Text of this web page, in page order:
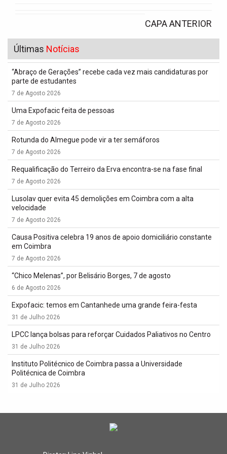
CAPA ANTERIOR
Últimas Notícias
“Abraço de Gerações” recebe cada vez mais candidaturas por
parte de estudantes
7 de Agosto 2026
Uma Expofacic feita de pessoas
7 de Agosto 2026
Rotunda do Almegue pode vir a ter semáforos
7 de Agosto 2026
Requalificação do Terreiro da Erva encontra-se na fase final
7 de Agosto 2026
Lusolav quer evita 45 demolições em Coimbra com a alta
velocidade
7 de Agosto 2026
Causa Positiva celebra 19 anos de apoio domiciliário constante
em Coimbra
7 de Agosto 2026
“Chico Melenas”, por Belisário Borges, 7 de agosto
6 de Agosto 2026
Expofacic: temos em Cantanhede uma grande feira-festa
31 de Julho 2026
LPCC lança bolsas para reforçar Cuidados Paliativos no Centro
31 de Julho 2026
Instituto Politécnico de Coimbra passa a Universidade
Politécnica de Coimbra
31 de Julho 2026